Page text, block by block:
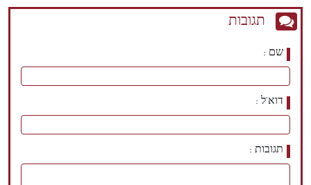
תגובות
שם
דוא'ל
תגובות